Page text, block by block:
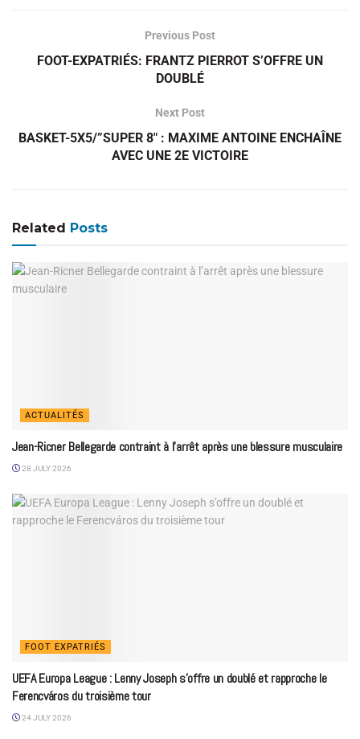
Previous Post
FOOT-EXPATRIÉS: FRANTZ PIERROT S’OFFRE UN
DOUBLÉ
Next Post
BASKET-5X5/”SUPER 8″ : MAXIME ANTOINE ENCHAÎNE
AVEC UNE 2E VICTOIRE
Related Posts
ACTUALITÉS
Jean-Ricner Bellegarde contraint à l’arrêt après une blessure musculaire
28 JULY 2026
FOOT EXPATRIÉS
UEFA Europa League : Lenny Joseph s’offre un doublé et rapproche le
Ferencváros du troisième tour
24 JULY 2026